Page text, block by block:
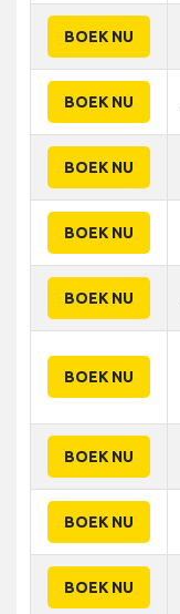
BOEK NU
BOEK NU
BOEK NU
BOEK NU
BOEK NU
BOEK NU
BOEK NU
BOEK NU
BOEK NU